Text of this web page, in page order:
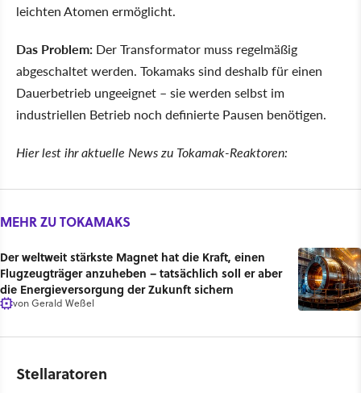
leichten Atomen ermöglicht.
Das Problem: Der Transformator muss regelmäßig
abgeschaltet werden. Tokamaks sind deshalb für einen
Dauerbetrieb ungeeignet – sie werden selbst im
industriellen Betrieb noch definierte Pausen benötigen.
Hier lest ihr aktuelle News zu Tokamak-Reaktoren:
MEHR ZU TOKAMAKS
Der weltweit stärkste Magnet hat die Kraft, einen
Flugzeugträger anzuheben – tatsächlich soll er aber
die Energieversorgung der Zukunft sichern
vonGerald Weßel
Stellaratoren